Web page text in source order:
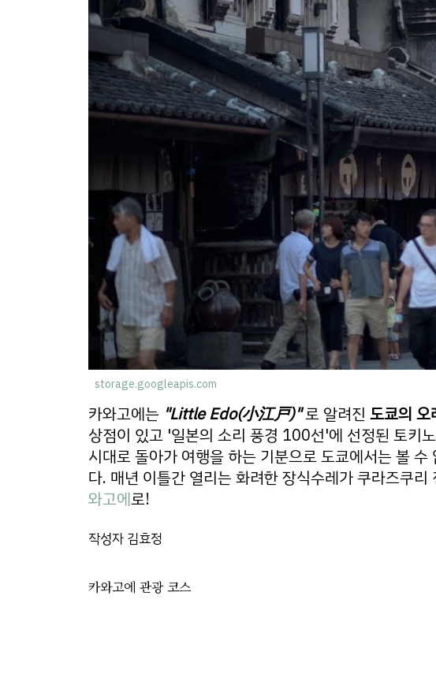
storage.googleapis.com
카와고에는 "Little Edo(小江戸)"로 알려진 도쿄의 오
상점이 있고 '일본의 소리 풍경 100선'에 선정된 토
시대로 돌아가 여행을 하는 기분으로 도쿄에서는 볼 수
다. 매년 이틀간 열리는 화려한 장식수레가 쿠라즈쿠
와고에로!
작성자 김효정
카와고에 관광 코스